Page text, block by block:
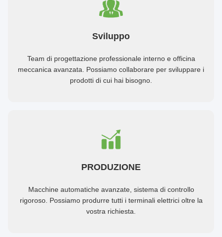
Sviluppo
Team di progettazione professionale interno e officina
meccanica avanzata. Possiamo collaborare per sviluppare i
prodotti di cui hai bisogno.
PRODUZIONE
Macchine automatiche avanzate, sistema di controllo
rigoroso. Possiamo produrre tutti i terminali elettrici oltre la
vostra richiesta.